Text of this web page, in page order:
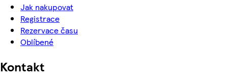
Jak nakupovat
Registrace
Rezervace času
Oblíbené
Kontakt